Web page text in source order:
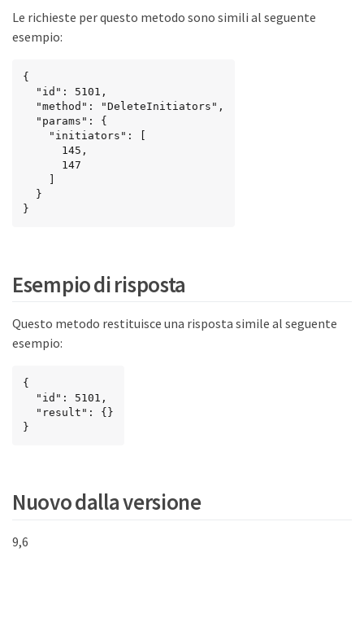
Le richieste per questo metodo sono simili al seguente
esempio:
{
}
Esempio di risposta
Questo metodo restituisce una risposta simile al seguente
esempio:
{
}
Nuovo dalla versione
9,6